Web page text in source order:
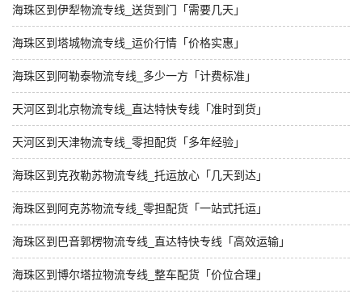
海珠区到伊犁物流专线_送货到门「需要几天」
海珠区到塔城物流专线_运价行情「价格实惠」
海珠区到阿勒泰物流专线_多少一方「计费标准」
天河区到北京物流专线_直达特快专线「准时到货」
天河区到天津物流专线_零担配货「多年经验」
海珠区到克孜勒苏物流专线_托运放心「几天到达」
海珠区到阿克苏物流专线_零担配货「一站式托运」
海珠区到巴音郭楞物流专线_直达特快专线「高效运输」
海珠区到博尔塔拉物流专线_整车配货「价位合理」